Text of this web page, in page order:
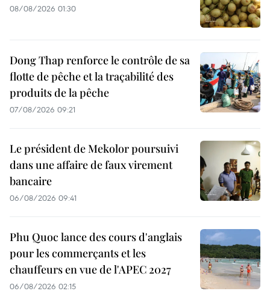
08/08/2026 01:30
Dong Thap renforce le contrôle de sa
flotte de pêche et la traçabilité des
produits de la pêche
07/08/2026 09:21
Le président de Mekolor poursuivi
dans une affaire de faux virement
bancaire
06/08/2026 09:41
Phu Quoc lance des cours d'anglais
pour les commerçants et les
chauffeurs en vue de l'APEC 2027
06/08/2026 02:15